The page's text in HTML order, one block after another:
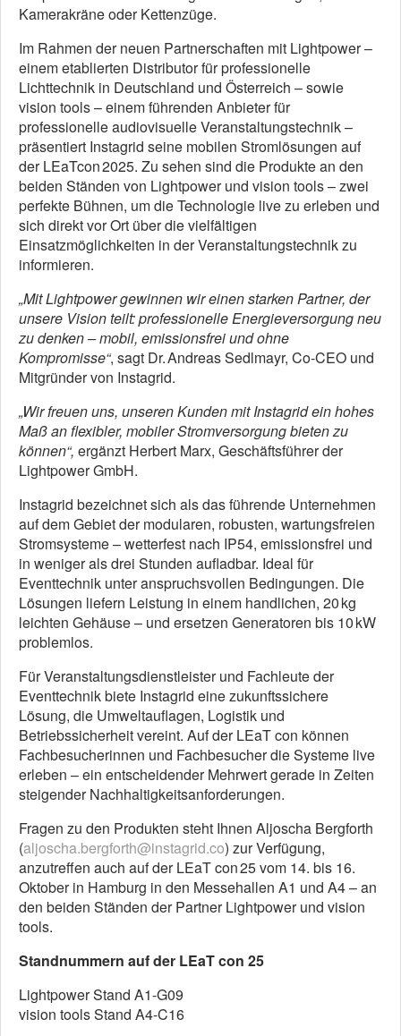
Kamerakräne oder Kettenzüge.
Im Rahmen der neuen Partnerschaften mit Lightpower –
einem etablierten Distributor für professionelle
Lichttechnik in Deutschland und Österreich – sowie
vision tools – einem führenden Anbieter für
professionelle audiovisuelle Veranstaltungstechnik –
präsentiert Instagrid seine mobilen Stromlösungen auf
der LEaTcon 2025. Zu sehen sind die Produkte an den
beiden Ständen von Lightpower und vision tools – zwei
perfekte Bühnen, um die Technologie live zu erleben und
sich direkt vor Ort über die vielfältigen
Einsatzmöglichkeiten in der Veranstaltungstechnik zu
informieren.
„Mit Lightpower gewinnen wir einen starken Partner, der
unsere Vision teilt: professionelle Energieversorgung neu
zu denken – mobil, emissionsfrei und ohne
Kompromisse“, sagt Dr. Andreas Sedlmayr, Co‑CEO und
Mitgründer von Instagrid.
„Wir freuen uns, unseren Kunden mit Instagrid ein hohes
Maß an flexibler, mobiler Stromversorgung bieten zu
können“, ergänzt Herbert Marx, Geschäftsführer der
Lightpower GmbH.
Instagrid bezeichnet sich als das führende Unternehmen
auf dem Gebiet der modularen, robusten, wartungsfreien
Stromsysteme – wetterfest nach IP54, emissionsfrei und
in weniger als drei Stunden aufladbar. Ideal für
Eventtechnik unter anspruchsvollen Bedingungen. Die
Lösungen liefern Leistung in einem handlichen, 20 kg
leichten Gehäuse – und ersetzen Generatoren bis 10 kW
problemlos.
Für Veranstaltungsdienstleister und Fachleute der
Eventtechnik biete Instagrid eine zukunftssichere
Lösung, die Umweltauflagen, Logistik und
Betriebssicherheit vereint. Auf der LEaT con können
Fachbesucherinnen und Fachbesucher die Systeme live
erleben – ein entscheidender Mehrwert gerade in Zeiten
steigender Nachhaltigkeitsanforderungen.
Fragen zu den Produkten steht Ihnen Aljoscha Bergforth
(aljoscha.bergforth@instagrid.co) zur Verfügung,
anzutreffen auch auf der LEaT con 25 vom 14. bis 16.
Oktober in Hamburg in den Messehallen A1 und A4 – an
den beiden Ständen der Partner Lightpower und vision
tools.
Standnummern auf der LEaT con 25
Lightpower Stand A1-G09
vision tools Stand A4-C16